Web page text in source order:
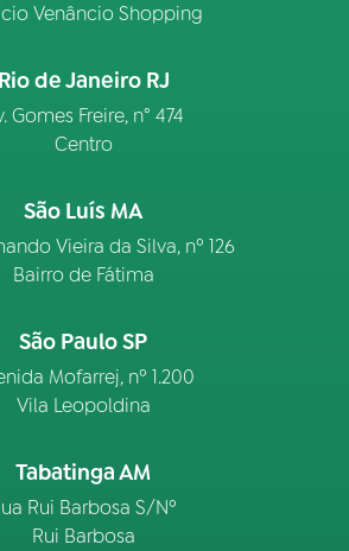
Venâncio Shopping
Rio de Janeiro RJ
Gomes Freire, n° 474
Centro
São Luís MA
Vieira da Silva, nº 126
Bairro de Fátima
São Paulo SP
Mofarrej, nº 1.200
Vila Leopoldina
Tabatinga AM
Rui Barbosa S/Nº
Rui Barbosa